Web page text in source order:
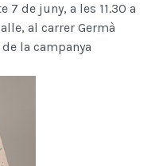
7 de juny, a les 11.30 a
al carrer Germà
la campanya